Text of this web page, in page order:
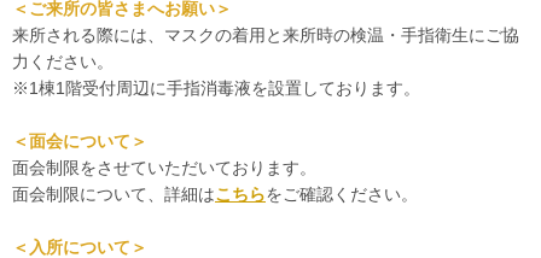
＜ご来所の皆さまへお願い＞
来所される際には、マスクの着用と来所時の検温・手指衛生にご協
力ください。
※1棟1階受付周辺に手指消毒液を設置しております。
＜面会について＞
面会制限をさせていただいております。
面会制限について、詳細はこちらをご確認ください。
＜入所について＞